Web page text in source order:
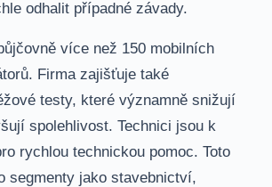
odhalit případné závady.
více než 150 mobilních
Firma zajišťuje také
testy, které významně snižují
spolehlivost. Technici jsou k
rychlou technickou pomoc. Toto
segmenty jako stavebnictví,